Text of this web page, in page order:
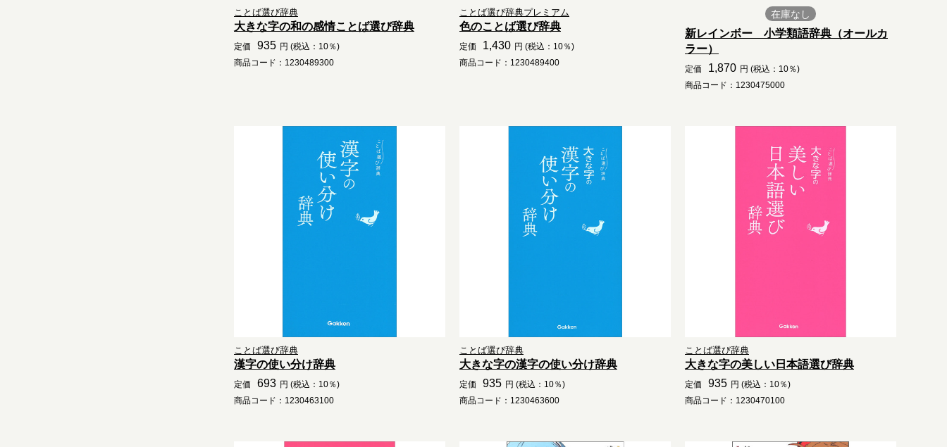
ことば選び辞典
大きな字の和の感情ことば選び辞典
定価 935 円 (税込：10％)
商品コード：1230489300
ことば選び辞典プレミアム
色のことば選び辞典
定価 1,430 円 (税込：10％)
商品コード：1230489400
在庫なし
新レインボー 小学類語辞典（オールカ
ラー）
定価 1,870 円 (税込：10％)
商品コード：1230475000
ことば選び辞典
漢字の使い分け辞典
定価 693 円 (税込：10％)
商品コード：1230463100
ことば選び辞典
大きな字の漢字の使い分け辞典
定価 935 円 (税込：10％)
商品コード：1230463600
ことば選び辞典
大きな字の美しい日本語選び辞典
定価 935 円 (税込：10％)
商品コード：1230470100